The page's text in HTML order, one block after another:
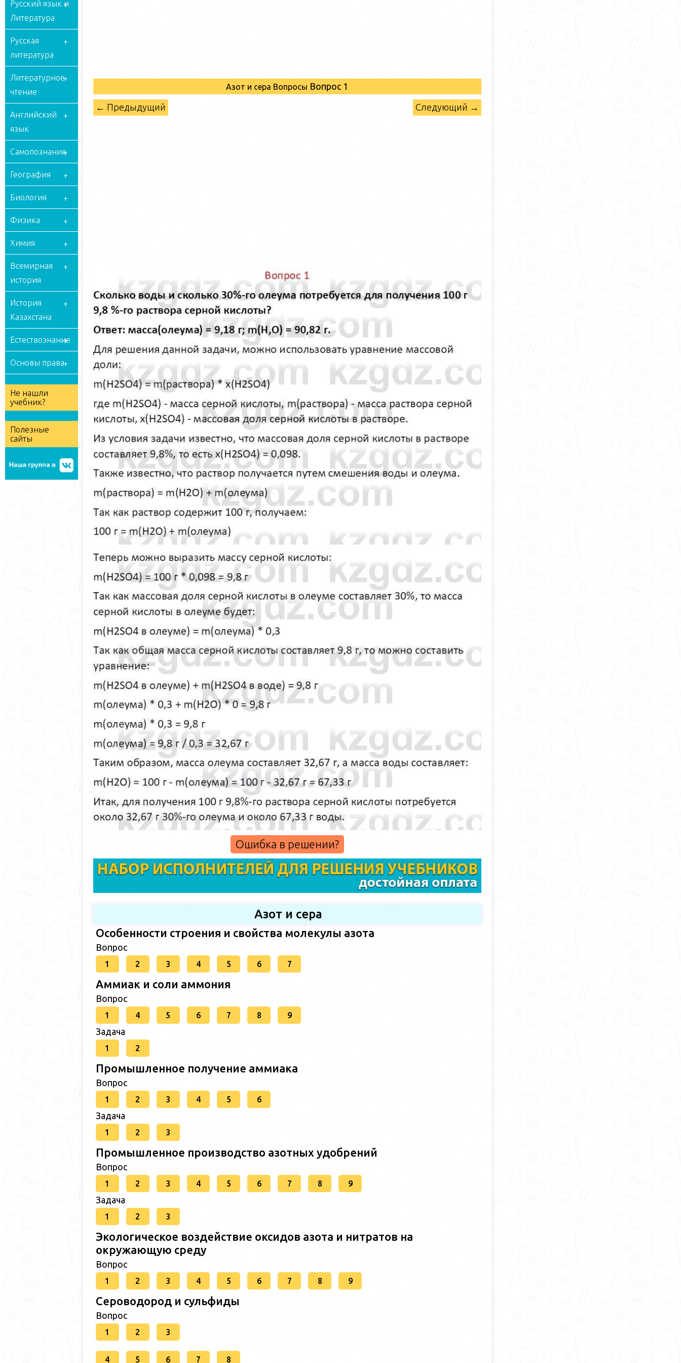
Русский язык и
Литература
Русская
литература
Литературное
чтение
Английский
язык
Самопознание
География
Биология
Физика
Химия
Всемирная
история
История
Казахстана
Естествознание
Основы права
Не нашли
учебник?
Полезные
сайты
Азот и сера Вопросы Вопрос 1
← Предыдущий Следующий →
Ошибка в решении?
Азот и сера
Особенности строения и свойства молекулы азота
Вопрос
1 2 3 4 5 6 7
Аммиак и соли аммония
Вопрос
1 4 5 6 7 8 9
Задача
1 2
Промышленное получение аммиака
Вопрос
1 2 3 4 5 6
Задача
1 2 3
Промышленное производство азотных удобрений
Вопрос
1 2 3 4 5 6 7 8 9
Задача
1 2 3
Экологическое воздействие оксидов азота и нитратов на
окружающую среду
Вопрос
1 2 3 4 5 6 7 8 9
Сероводород и сульфиды
Вопрос
1 2 3
4 5 6 7 8